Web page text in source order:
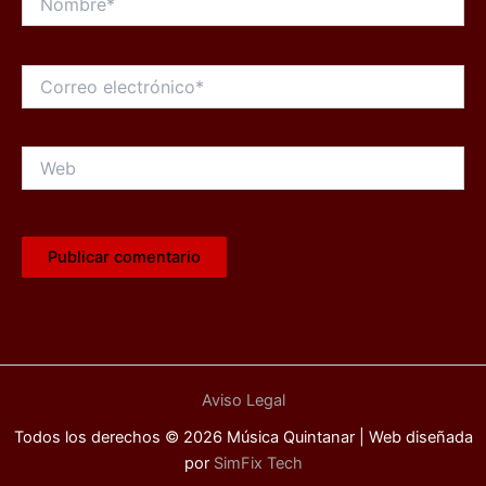
electrónico*
Aviso Legal
Todos los derechos © 2026 Música Quintanar | Web diseñada
porSimFix Tech